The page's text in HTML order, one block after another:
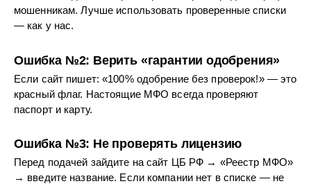
мошенникам. Лучше использовать проверенные списки
— как у нас.
Ошибка №2: Верить «гарантии одобрения»
Если сайт пишет: «100% одобрение без проверок!» — это
красный флаг. Настоящие МФО всегда проверяют
паспорт и карту.
Ошибка №3: Не проверять лицензию
Перед подачей зайдите на сайт ЦБ РФ → «Реестр МФО»
→ введите название. Если компании нет в списке — не